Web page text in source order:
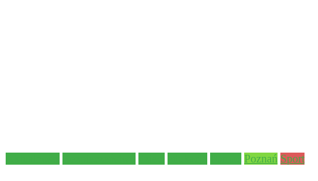
Poznań Sport